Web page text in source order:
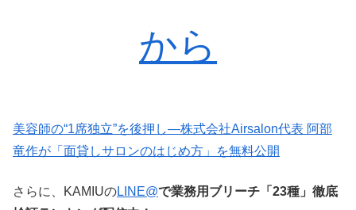
から
美容師の“1席独立”を後押し—株式会社Airsalon代表 阿部
竜作が「面貸しサロンのはじめ方」を無料公開
さらに、KAMIUのLINE@で業務用ブリーチ「23種」徹底